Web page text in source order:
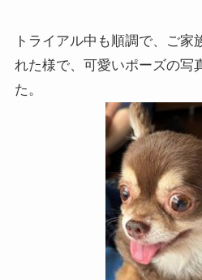
トライアル中も順調で、ご家
れた様で、可愛いポーズの写
た。